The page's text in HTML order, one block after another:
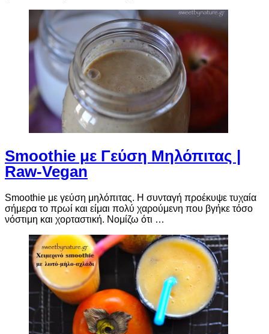
Smoothie με Γεύση Μηλόπιτας |
Raw-Vegan
Smoothie με γεύση μηλόπιτας. Η συνταγή προέκυψε τυχαία
σήμερα το πρωί και είμαι πολύ χαρούμενη που βγήκε τόσο
νόστιμη και χορταστική. Νομίζω ότι …